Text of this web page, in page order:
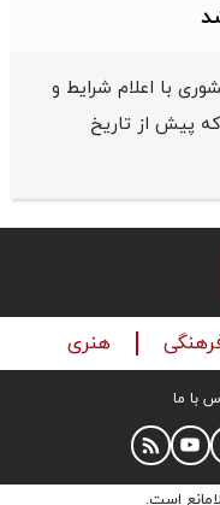
با اعلام شرایط و
پیش از تاریخ
هنری
با ما
است.